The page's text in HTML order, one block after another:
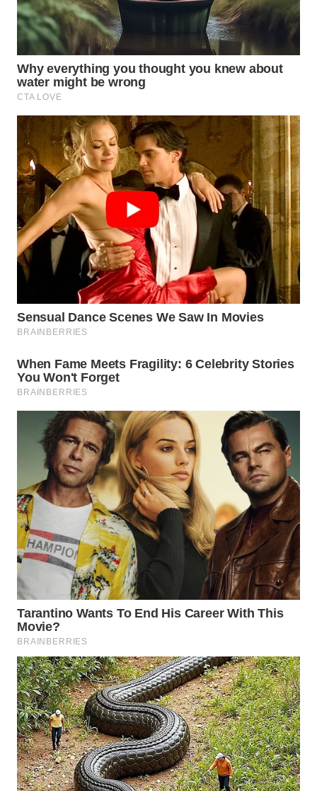
WN
TANGERANG
WN
BINJAI
CIREBON
WN
INDRAMAYU
WN
KUNINGAN
MAJALENGKA
WN
WN
WN
PURWAKARTA
WN
PRIANGAN
WN
SEMARANG
WN
SOLO
WN
BOROBUDUR
WN
MADURA
WN
SURABAYA